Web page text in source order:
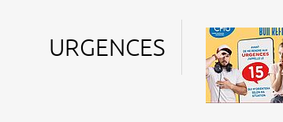
URGENCES